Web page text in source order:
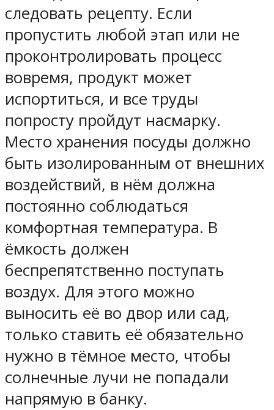
следовать рецепту. Если
пропустить любой этап или не
проконтролировать процесс
вовремя, продукт может
испортиться, и все труды
попросту пройдут насмарку.
Место хранения посуды должно
быть изолированным от внешних
воздействий, в нём должна
постоянно соблюдаться
комфортная температура. В
ёмкость должен
беспрепятственно поступать
воздух. Для этого можно
выносить её во двор или сад,
только ставить её обязательно
нужно в тёмное место, чтобы
солнечные лучи не попадали
напрямую в банку.